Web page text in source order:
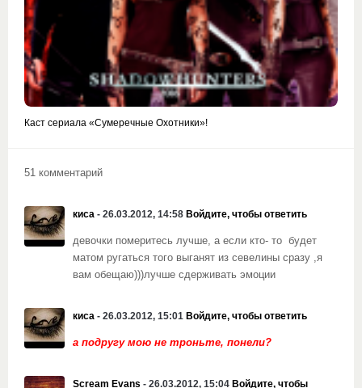
Каст сериала «Сумеречные Охотники»!
51 комментарий
киса - 26.03.2012, 14:58 Войдите, чтобы ответить
девочки померитесь лучше, а если кто- то будет
матом ругаться того выганят из севелины сразу ,я
вам обещаю)))лучше сдерживать эмоции
киса - 26.03.2012, 15:01 Войдите, чтобы ответить
а подругу мою не троньте, понели?
Scream Evans - 26.03.2012, 15:04 Войдите, чтобы